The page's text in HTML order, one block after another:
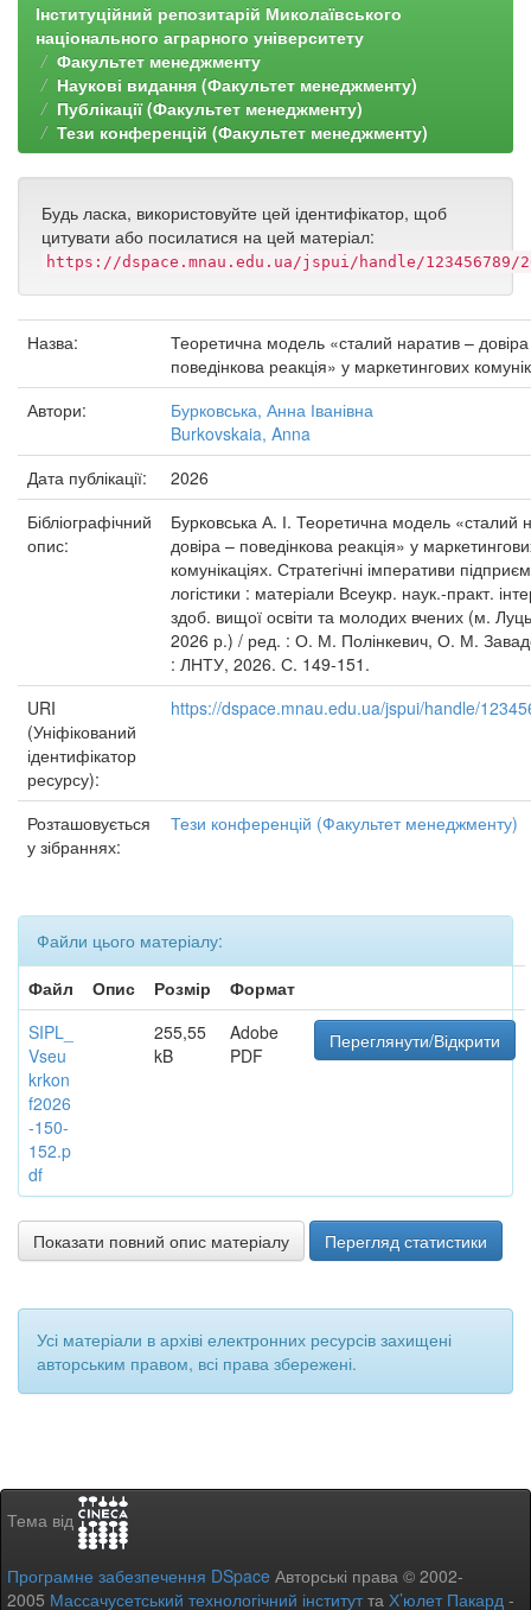
Інституційний репозитарій Миколаївського
національного аграрного університету
Факультет менеджменту
Наукові видання (Факультет менеджменту)
Публікації (Факультет менеджменту)
Тези конференцій (Факультет менеджменту)
Будь ласка, використовуйте цей ідентифікатор, щоб
цитувати або посилатися на цей матеріал:
https://dspace.mnau.edu.ua/jspui/handle/123456789/
Назва:
Теоретична модель «сталий наратив –
поведінкова реакція» у маркетингових
Автори:
Бурковська, Анна Іванівна
Burkovskaia, Anna
Дата публікації:
2026
Бібліографічний
опис:
Бурковська А. І. Теоретична модель «сталий
довіра – поведінкова реакція» у
комунікаціях. Стратегічні імперативи
логістики : матеріали Всеукр. наук.-практ.
здоб. вищої освіти та молодих вчених (м.
2026 р.) / ред. : О. М. Полінкевич, О. М.
: ЛНТУ, 2026. С. 149-151.
URI
(Уніфікований
ідентифікатор
ресурсу):
https://dspace.mnau.edu.ua/jspui/handle/
Розташовується
у зібраннях:
Тези конференцій (Факультет менеджменту)
Файли цього матеріалу:
Файл
Опис Розмір
Формат
SIPL_
Vseu
krkon
f2026
-150-
152.p
df
255,55
kB
Adobe
PDF
Переглянути/Відкрити
Показати повний опис матеріалу Перегляд статистики
Усі матеріали в архіві електронних ресурсів захищені
авторським правом, всі права збережені.
Тема від
Програмне забезпечення DSpace Авторські права © 2002-
2005 Массачусетський технологічний інститутта Х’юлет Пакард -